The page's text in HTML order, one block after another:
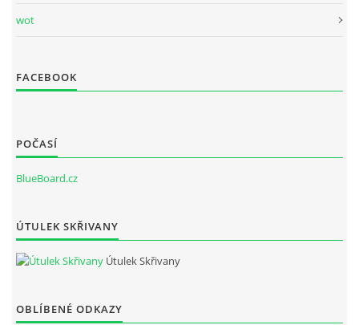
wot
FACEBOOK
POČASÍ
BlueBoard.cz
ÚTULEK SKŘIVANY
Útulek Skřivany
OBLÍBENÉ ODKAZY